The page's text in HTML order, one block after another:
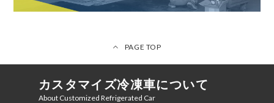
PAGE TOP
カスタマイズ冷凍車について
About Customized Refrigerated Car